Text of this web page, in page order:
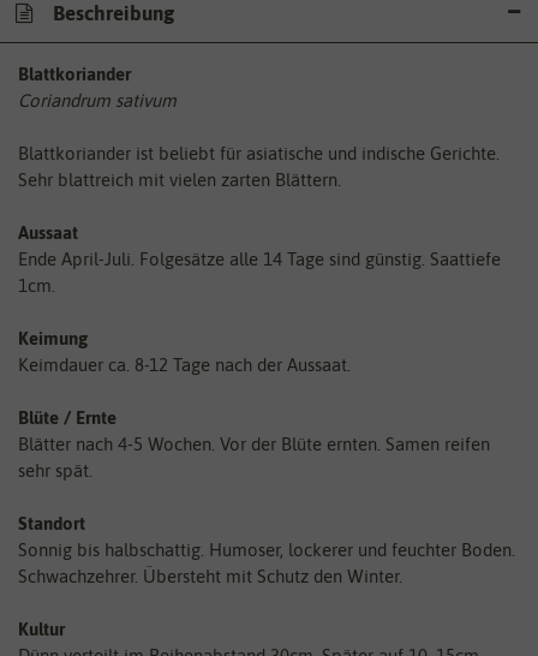
Beschreibung
Blattkoriander
Coriandrum sativum
Blattkoriander ist beliebt für asiatische und indische Gerichte.
Sehr blattreich mit vielen zarten Blättern.
Aussaat
Ende April-Juli. Folgesätze alle 14 Tage sind günstig. Saattiefe
1cm.
Keimung
Keimdauer ca. 8-12 Tage nach der Aussaat.
Blüte / Ernte
Blätter nach 4-5 Wochen. Vor der Blüte ernten. Samen reifen
sehr spät.
Standort
Sonnig bis halbschattig. Humoser, lockerer und feuchter Boden.
Schwachzehrer. Übersteht mit Schutz den Winter.
Kultur